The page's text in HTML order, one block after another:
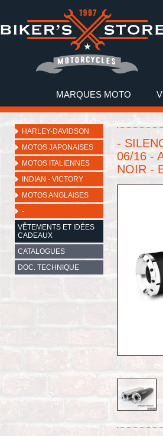
MARQUES MOTO
HARLEY-DAVIDSON
MOTOS JAPONAISES
MOTOS ITALIENNES
INDIAN - VICTORY
MOTOS ANGLAISES
-
VÊTEMENTS ET IDÉES
CADEAUX
CATALOGUES
DOC. TECHNIQUE
-
06/16 -
NOIR -